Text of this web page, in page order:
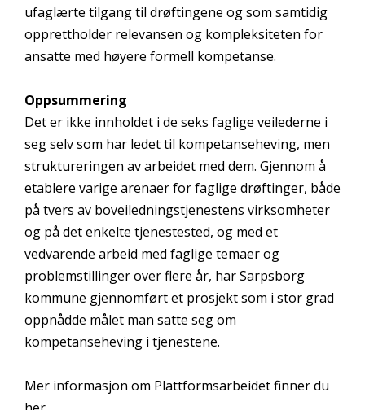
ufaglærte tilgang til drøftingene og som samtidig
opprettholder relevansen og kompleksiteten for
ansatte med høyere formell kompetanse.
Oppsummering
Det er ikke innholdet i de seks faglige veilederne i
seg selv som har ledet til kompetanseheving, men
struktureringen av arbeidet med dem. Gjennom å
etablere varige arenaer for faglige drøftinger, både
på tvers av boveiledningstjenestens virksomheter
og på det enkelte tjenestested, og med et
vedvarende arbeid med faglige temaer og
problemstillinger over flere år, har Sarpsborg
kommune gjennomført et prosjekt som i stor grad
oppnådde målet man satte seg om
kompetanseheving i tjenestene.
Mer informasjon om Plattformsarbeidet finner du